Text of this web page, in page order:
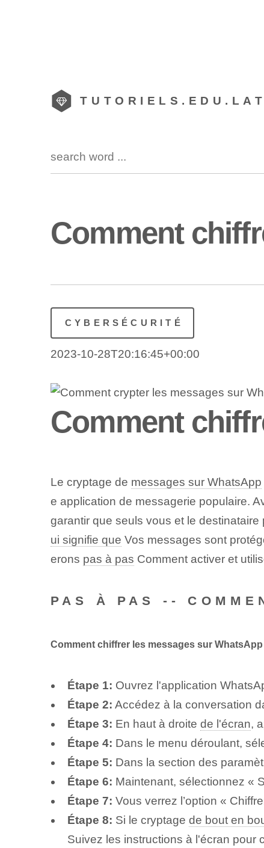
TUTORIELS.EDU.LAT
Comment
CYBERSÉCURITÉ
2023-10-28T20:16:45+00:00
Comment
Le cryptage de messages sur WhatsApp
e application de messagerie populaire.
garantir que seuls vous et le
ui signifie que Vos messages sont
erons pas à pas Comment activer et
PAS À PAS --
Comment chiffrer les messages sur WhatsApp
Étape 1: Ouvrez l'application
Étape 2: Accédez à la conversation
Étape 3: En haut à droite de l'écran,
Étape 4: Dans le menu déroulant,
Étape 5: Dans la section des
Étape 6: Maintenant, sélectionnez «
Étape 7: Vous verrez l’option «
Étape 8: Si le cryptage de bout en
Suivez les instructions à l'écran pour